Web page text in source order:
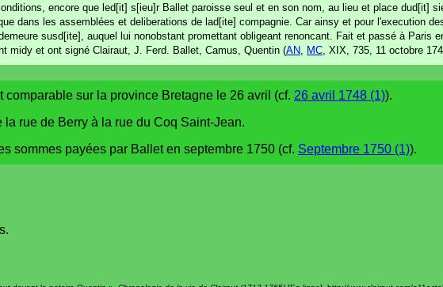
encore que led[it] s[ieu]r Ballet paroisse seul et en son nom, au lieu et place dud[it]
dans les assemblées et deliberations de lad[ite] compagnie. Car ainsy et pour l'execution
susd[ite], auquel lui nonobstant promettant obligeant renoncant. Fait et passé à Paris
midy et ont signé Clairaut, J. Ferd. Ballet, Camus, Quentin (AN MC , XIX, 735, 11 octobre
sur la province Bretagne le 26 avril (cf. 26 avril 1748 (1)).
la rue de Berry à la rue du Coq Saint-Jean.
sommes payées par Ballet en septembre 1750 (cf. Septembre 1750 (1)).